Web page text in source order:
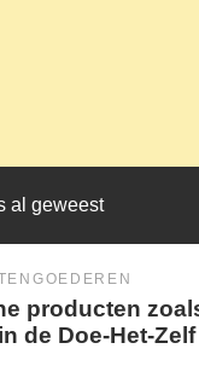
al geweest
producten
de Doe-Het-